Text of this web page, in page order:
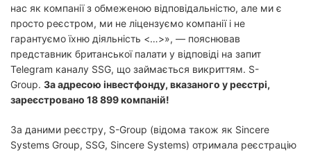
нас як компанії з обмеженою відповідальністю, але ми є
просто реєстром, ми не ліцензуємо компанії і не
гарантуємо їхню діяльність <…>», — пояснював
представник британської палати у відповіді на запит
Telegram каналу SSG, що займається викриттям. S-
Group. За адресою інвестфонду, вказаного у реєстрі,
зареєстровано 18 899 компаній!
За даними реєстру, S-Group (відома також як Sincere
Systems Group, SSG, Sincere Systems) отримала реєстрацію